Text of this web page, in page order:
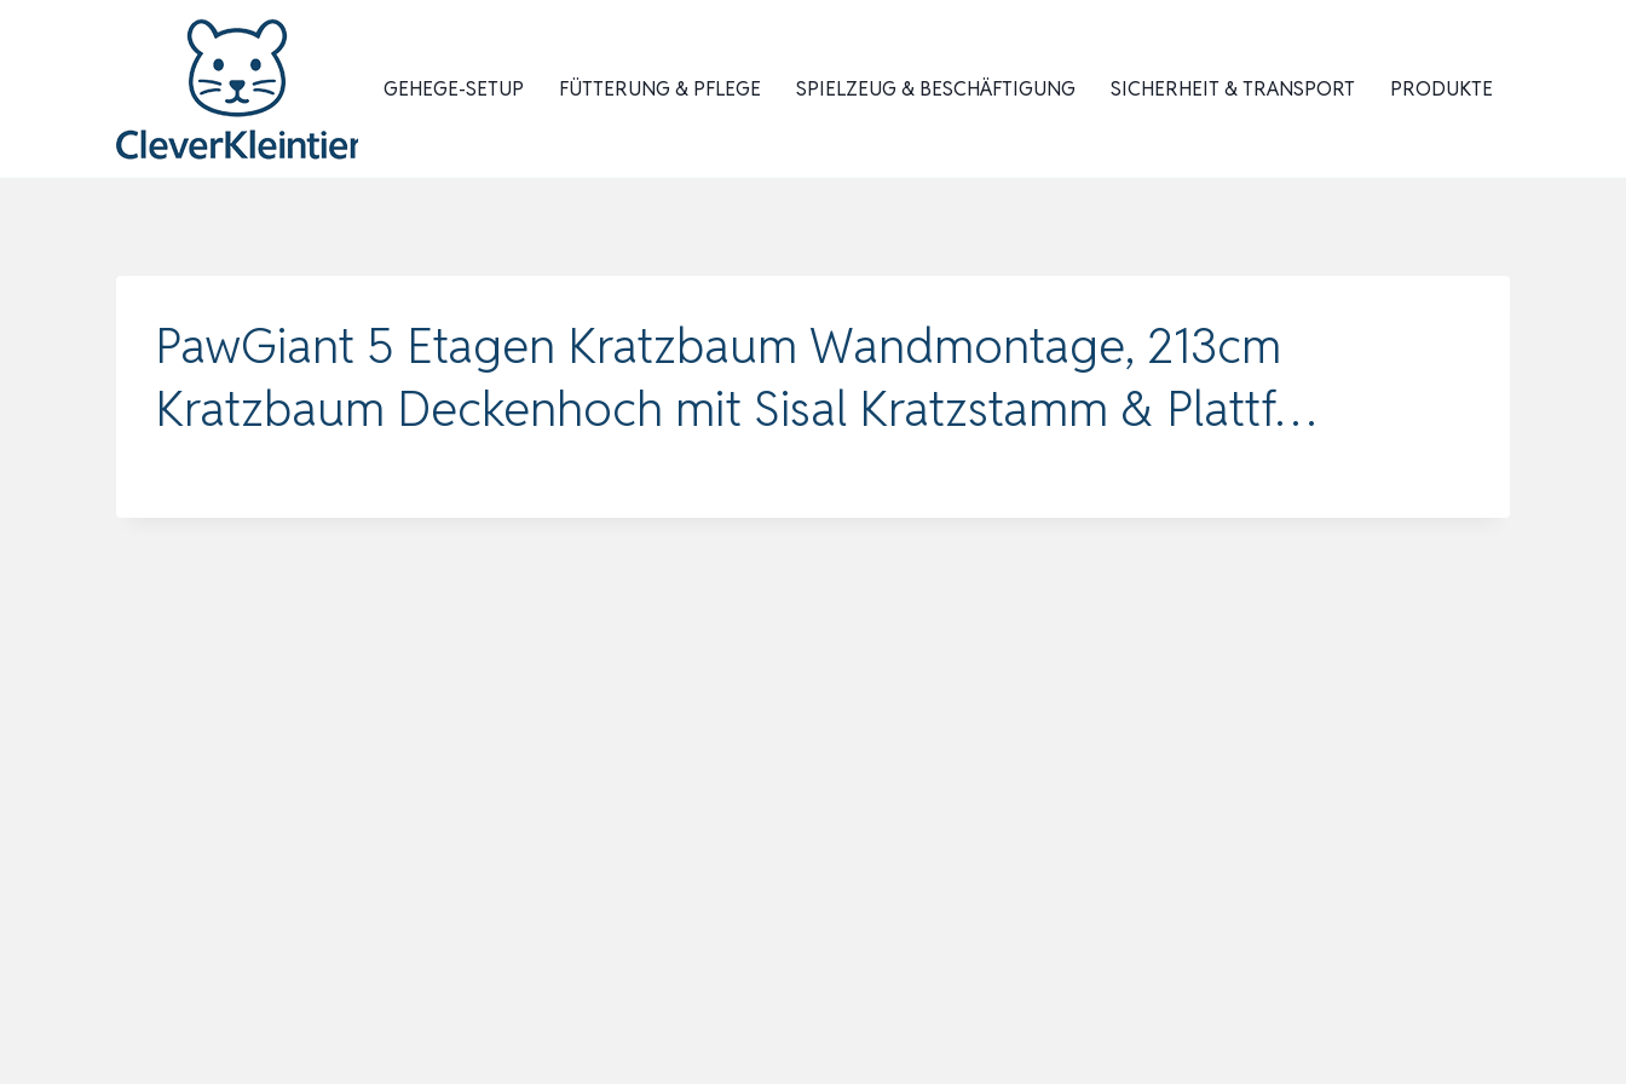
GEHEGE-SETUP FÜTTERUNG & PFLEGE SPIELZEUG & BESCHÄFTIGUNG SICHERHEIT & TRANSPORT PRODUKTE
PawGiant 5 Etagen Kratzbaum Wandmontage, 213cm
Kratzbaum Deckenhoch mit Sisal Kratzstamm & Plattf…